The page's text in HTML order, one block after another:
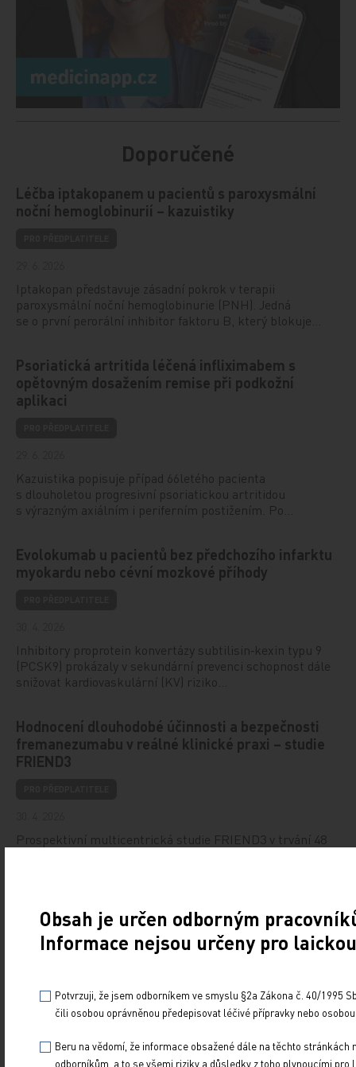
Doporučené
Léčba iptakopanem u pacientů s paroxysmální
noční hemoglobinurií – kazuistiky
Iptakopan představuje zásadní pokrok v terapii
paroxysmální noční hemoglobinurie (PNH). Jedná
se o první perorální inhibitor faktoru B, který blokuje…
Psoriatická artritida léčená infliximabem s
opětovným dosažením remise při podkožní
aplikaci
Kazuistika popisuje případ 66letého pacienta
s dlouholetou progresivní psoriatickou artritidou
s výrazným axiálním i periferním postižením. Po…
Evolokumab u pacientů bez předchozího infarktu
myokardu nebo cévní mozkové příhody
Inhibitory proprotein konvertázy subtilisin‑kexin typu 9
(PCSK9) prokázaly v sekundární prevenci schopnost dále
snižovat kardiovaskulární (KV) riziko…
Hodnocení dlouhodobé účinnosti a bezpečnosti
fremanezumabu v reálné klinické praxi – studie
FRIEND3
Prospektivní multicentrická studie FRIEND3 v trvání 48
PŘIHLASTE SE K ODBĚRU NOVINEK.
ze světa medicíny a
zdravotnictví.
Obsah je určen odborným
Informace nejsou určeny pro
Potvrzuji, že jsem odborníkem ve smyslu §2a Zákona č. 40/1995
čili osobou oprávněnou předepisovat léčivé přípravky nebo
Beru na vědomí, že informace obsažené dále na těchto
odborníkům, a to se všemi riziky a důsledky z toho plynoucími pro